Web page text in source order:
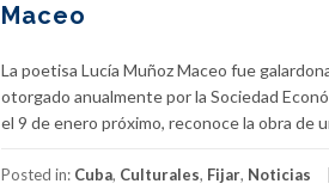
Maceo
La poetisa Lucía Muñoz Maceo fue
otorgado anualmente por la Sociedad
el 9 de enero próximo, reconoce la obra de
Posted in: Cuba, Culturales, Fijar, Noticias